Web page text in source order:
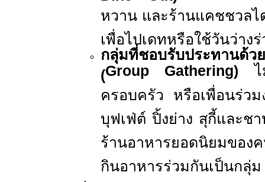
หวาน และร้านแคชชวลไ
เพื่อไปเดทหรือใช้วันว่าง
กลุ่มที่ชอบรับประทานด้ว
(Group Gathering)
ครอบครัว หรือเพื่อนร่วม
บุฟเฟ่ต์ ปิ้งย่าง สุกี้และช
ร้านอาหารยอดนิยมของค
กินอาหารร่วมกันเป็นกลุ่ม